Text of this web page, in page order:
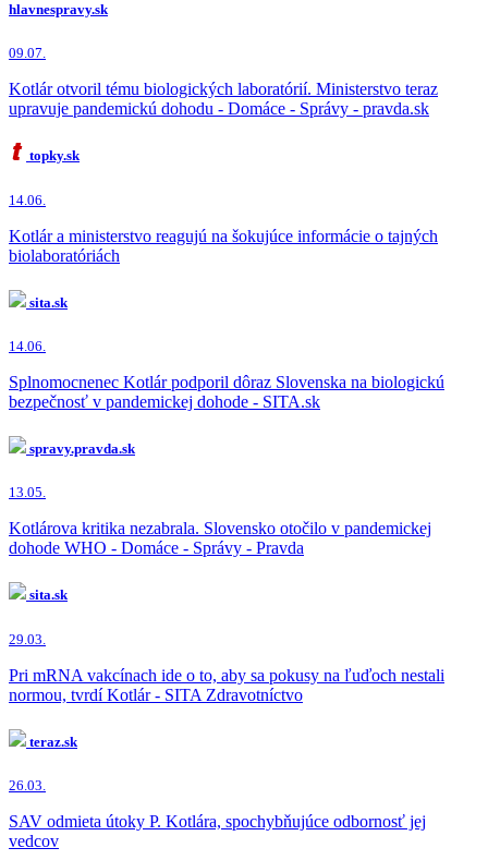
hlavnespravy.sk
09.07.
Kotlár otvoril tému biologických laboratórií. Ministerstvo teraz
upravuje pandemickú dohodu - Domáce - Správy - pravda.sk
topky.sk
14.06.
Kotlár a ministerstvo reagujú na šokujúce informácie o tajných
biolaboratóriách
sita.sk
14.06.
Splnomocnenec Kotlár podporil dôraz Slovenska na biologickú
bezpečnosť v pandemickej dohode - SITA.sk
spravy.pravda.sk
13.05.
Kotlárova kritika nezabrala. Slovensko otočilo v pandemickej
dohode WHO - Domáce - Správy - Pravda
sita.sk
29.03.
Pri mRNA vakcínach ide o to, aby sa pokusy na ľuďoch nestali
normou, tvrdí Kotlár - SITA Zdravotníctvo
teraz.sk
26.03.
SAV odmieta útoky P. Kotlára, spochybňujúce odbornosť jej
vedcov